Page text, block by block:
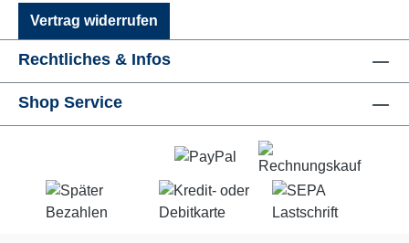
Vertrag widerrufen
Rechtliches & Infos
Shop Service